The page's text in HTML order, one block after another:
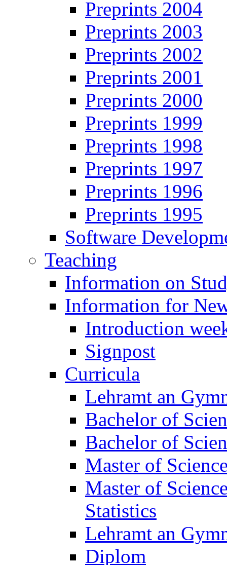
Preprints 2004
Preprints 2003
Preprints 2002
Preprints 2001
Preprints 2000
Preprints 1999
Preprints 1998
Preprints 1997
Preprints 1996
Preprints 1995
Software
Teaching
Information on
Information for
Introduction
Signpost
Curricula
Lehramt an
Bachelor of
Bachelor of
Master of
Master of
Statistics
Lehramt an
Diplom